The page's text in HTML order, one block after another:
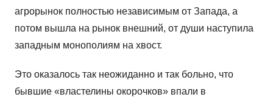
агрорынок полностью независимым от Запада, а
потом вышла на рынок внешний, от души наступила
западным монополиям на хвост.
Это оказалось так неожиданно и так больно, что
бывшие «властелины окорочков» впали в